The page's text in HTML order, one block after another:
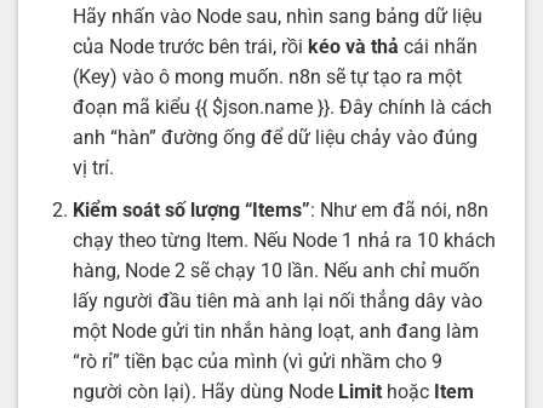
Hãy nhấn vào Node sau, nhìn sang bảng dữ liệu
của Node trước bên trái, rồi kéo và thả cái nhãn
(Key) vào ô mong muốn. n8n sẽ tự tạo ra một
đoạn mã kiểu {{ $json.name }}. Đây chính là cách
anh “hàn” đường ống để dữ liệu chảy vào đúng
vị trí.
Kiểm soát số lượng “Items”: Như em đã nói, n8n
chạy theo từng Item. Nếu Node 1 nhả ra 10 khách
hàng, Node 2 sẽ chạy 10 lần. Nếu anh chỉ muốn
lấy người đầu tiên mà anh lại nối thẳng dây vào
một Node gửi tin nhắn hàng loạt, anh đang làm
“rò rỉ” tiền bạc của mình (vì gửi nhầm cho 9
người còn lại). Hãy dùng Node Limithoặc Item